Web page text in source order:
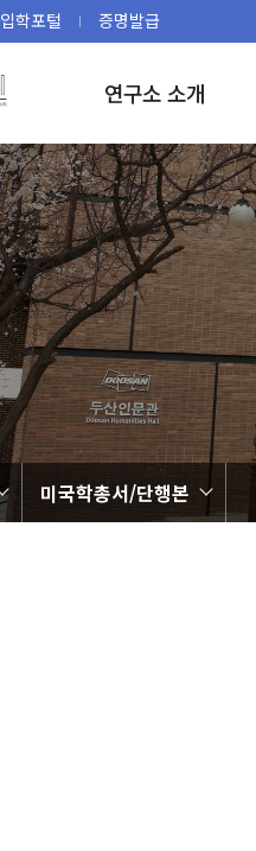
입학포털 증명발급
연구소 소개
미국학총서/단행본